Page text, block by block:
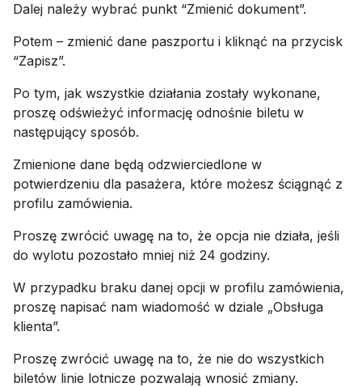
Dalej należy wybrać punkt “Zmienić dokument”.
Potem – zmienić dane paszportu i kliknąć na przycisk
“Zapisz”.
Po tym, jak wszystkie działania zostały wykonane,
proszę odświeżyć informację odnośnie biletu w
następujący sposób.
Zmienione dane będą odzwierciedlone w
potwierdzeniu dla pasażera, które możesz ściągnąć z
profilu zamówienia.
Proszę zwrócić uwagę na to, że opcja nie działa, jeśli
do wylotu pozostało mniej niż 24 godziny.
W przypadku braku danej opcji w profilu zamówienia,
proszę napisać nam wiadomość w dziale „Obsługa
klienta”.
Proszę zwrócić uwagę na to, że nie do wszystkich
biletów linie lotnicze pozwalają wnosić zmiany.